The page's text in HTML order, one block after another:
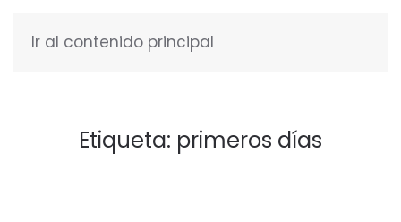
Ir al contenido principal
Etiqueta: primeros días